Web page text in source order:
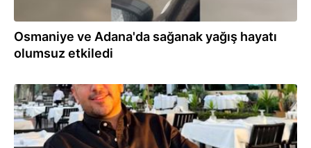
Osmaniye ve Adana'da sağanak yağış hayatı
olumsuz etkiledi
25.07.2026